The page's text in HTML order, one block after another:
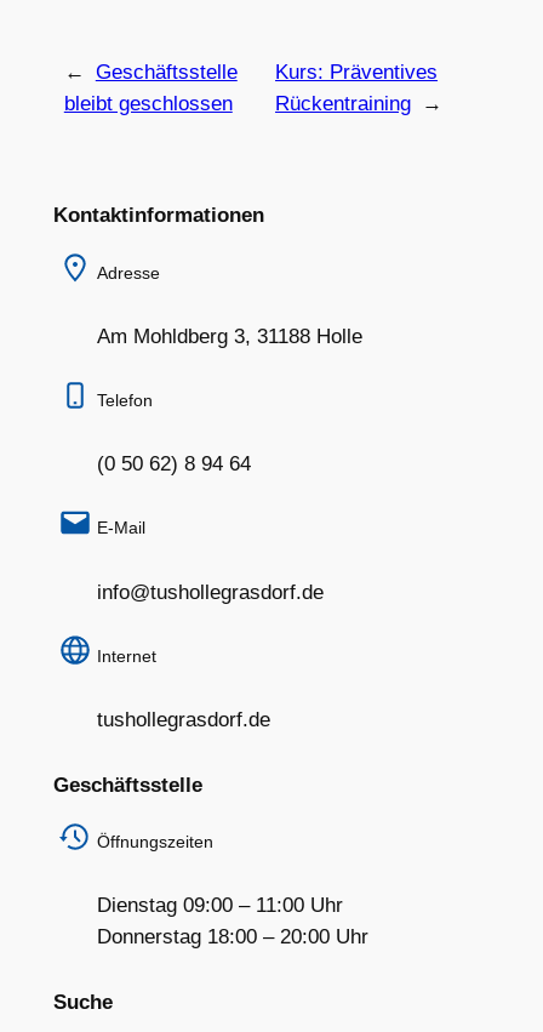
←
Geschäftsstelle
bleibt geschlossen
Kurs: Präventives
Rückentraining
→
Kontaktinformationen
Adresse
Am Mohldberg 3, 31188 Holle
Telefon
(0 50 62) 8 94 64
E-Mail
info@tushollegrasdorf.de
Internet
tushollegrasdorf.de
Geschäftsstelle
Öffnungszeiten
Dienstag 09:00 – 11:00 Uhr
Donnerstag 18:00 – 20:00 Uhr
Suche